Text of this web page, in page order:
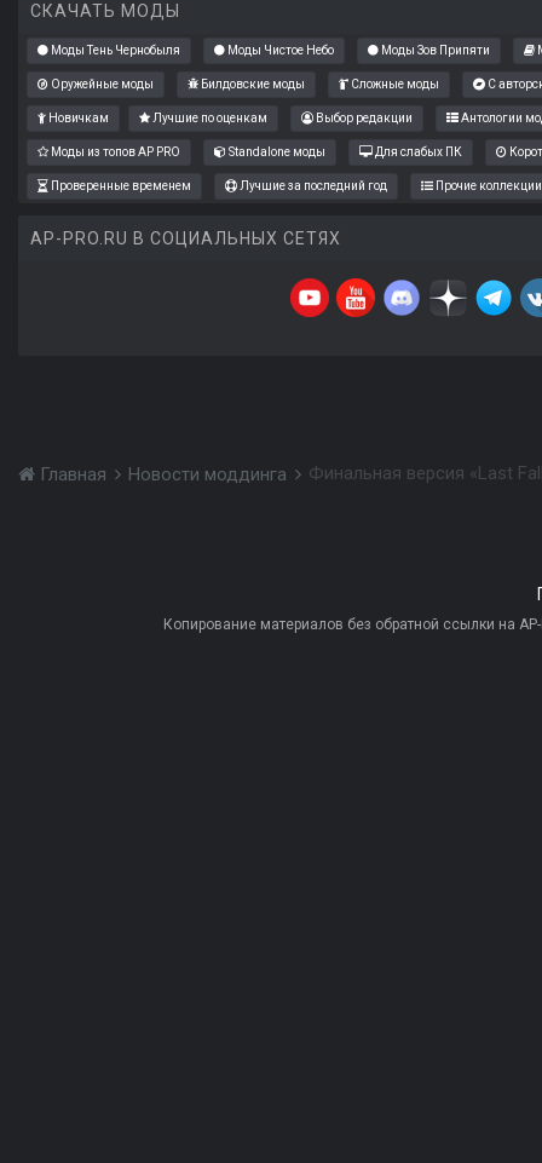
СКАЧАТЬ МОДЫ
Моды Тень Чернобыля Моды Чистое Небо Моды Зов Припяти
Оружейные моды Билдовские моды Сложные моды С
Новичкам Лучшие по оценкам Выбор редакции Антологии
Моды из топов AP PRO Standalone моды Для слабых ПК
Проверенные временем Лучшие за последний год Прочие коллекции
AP-PRO.RU В СОЦИАЛЬНЫХ СЕТЯХ
Главная Новости моддинга Финальная версия «Last
Копирование материалов без обратной ссылки на